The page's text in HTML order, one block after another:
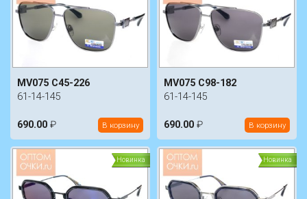
MV075 C45-226
61-14-145
690.00 ₽ В корзину
MV075 C98-182
61-14-145
690.00 ₽ В корзину
Новинка Новинка